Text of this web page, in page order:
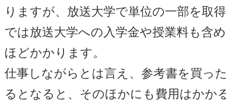
りますが、放送大学で単位の一部を取
では放送大学への入学金や授業料も含
ほどかかります。
仕事しながらとは言え、参考書を買っ
るとなると、そのほかにも費用はかか